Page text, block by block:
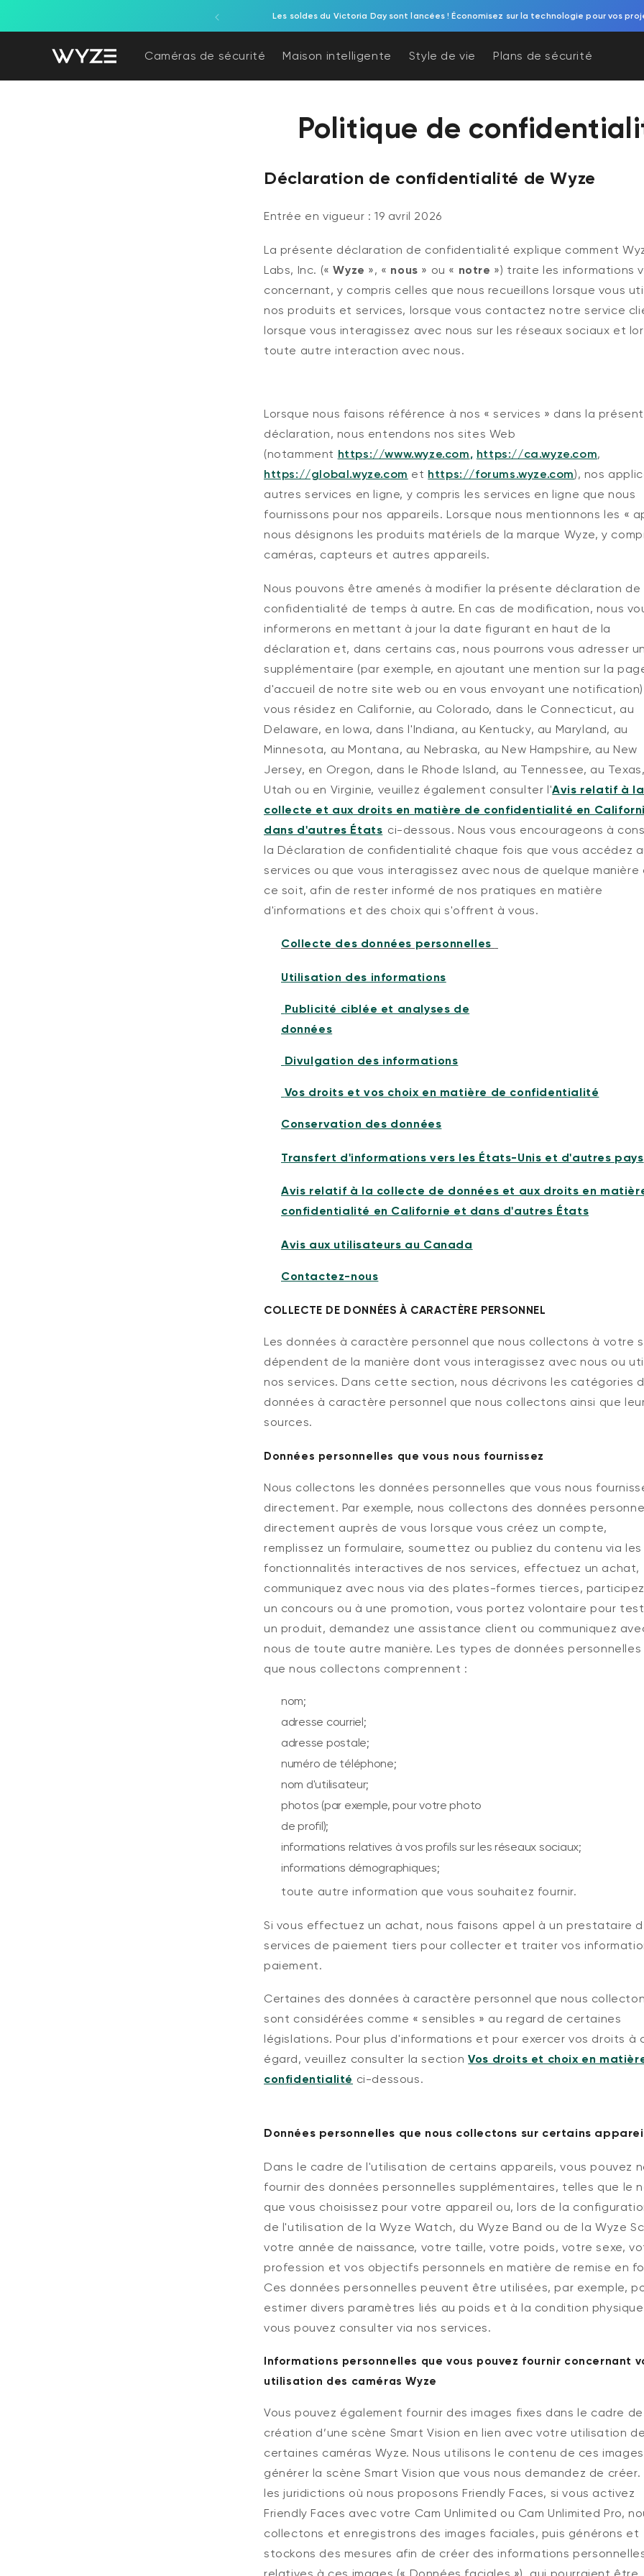
Les soldes du Victoria Day sont lancées ! Économisez sur la technologie pour vos
Caméras de sécurité Maison intelligente Style de vie Plans de sécurité
Politique de
Déclaration de confidentialité de Wyze
Entrée en vigueur : 19 avril 2026
La présente déclaration de confidentialité explique comment
Labs, Inc. («Wyze », « nous » ou « notre ») traite les informations
concernant, y compris celles que nous recueillons lorsque vous
nos produits et services, lorsque vous contactez notre service
lorsque vous interagissez avec nous sur les réseaux sociaux et
toute autre interaction avec nous.
Lorsque nous faisons référence à nos « services » dans la
déclaration, nous entendons nos sites Web
(notamment https://www.wyze.com, https://ca.wyze.com,
https://global.wyze.com et https://forums.wyze.com), nos
autres services en ligne, y compris les services en ligne que nous
fournissons pour nos appareils. Lorsque nous mentionnons les «
nous désignons les produits matériels de la marque Wyze, y
caméras, capteurs et autres appareils.
Nous pouvons être amenés à modifier la présente déclaration de
confidentialité de temps à autre. En cas de modification, nous
informerons en mettant à jour la date figurant en haut de la
déclaration et, dans certains cas, nous pourrons vous adresser
supplémentaire (par exemple, en ajoutant une mention sur la
d'accueil de notre site web ou en vous envoyant une
vous résidez en Californie, au Colorado, dans le Connecticut, au
Delaware, en Iowa, dans l'Indiana, au Kentucky, au Maryland, au
Minnesota, au Montana, au Nebraska, au New Hampshire, au New
Jersey, en Oregon, dans le Rhode Island, au Tennessee, au
Utah ou en Virginie, veuillez également consulter l'Avis relatif à la
collecte et aux droits en matière de confidentialité en
dans d'autres États ci-dessous. Nous vous encourageons à
la Déclaration de confidentialité chaque fois que vous accédez
services ou que vous interagissez avec nous de quelque manière
ce soit, afin de rester informé de nos pratiques en matière
d'informations et des choix qui s'offrent à vous.
Collecte des données personnelles
Utilisation des informations
Publicité ciblée et analyses de
données
Divulgation des informations
Vos droits et vos choix en matière de confidentialité
Conservation des données
Transfert d'informations vers les États-Unis et d'autres pays
Avis relatif à la collecte de données et aux droits en
confidentialité en Californie et dans d'autres États
Avis aux utilisateurs au Canada
Contactez-nous
COLLECTE DE DONNÉES À CARACTÈRE PERSONNEL
Les données à caractère personnel que nous collectons à votre
dépendent de la manière dont vous interagissez avec nous ou
nos services. Dans cette section, nous décrivons les catégories
données à caractère personnel que nous collectons ainsi que
sources.
Données personnelles que vous nous fournissez
Nous collectons les données personnelles que vous nous
directement. Par exemple, nous collectons des données
directement auprès de vous lorsque vous créez un compte,
remplissez un formulaire, soumettez ou publiez du contenu via les
fonctionnalités interactives de nos services, effectuez un achat,
communiquez avec nous via des plates-formes tierces,
un concours ou à une promotion, vous portez volontaire pour
un produit, demandez une assistance client ou communiquez
nous de toute autre manière. Les types de données personnelles
que nous collectons comprennent :
nom;
adresse courriel;
adresse postale;
numéro de téléphone;
nom d'utilisateur;
photos (par exemple, pour votre photo
de profil);
informations relatives à vos profils sur les réseaux sociaux;
informations démographiques;
toute autre information que vous souhaitez fournir.
Si vous effectuez un achat, nous faisons appel à un prestataire
services de paiement tiers pour collecter et traiter vos
paiement.
Certaines des données à caractère personnel que nous
sont considérées comme « sensibles » au regard de certaines
législations. Pour plus d'informations et pour exercer vos droits à
égard, veuillez consulter la sectionVos droits et choix en
confidentialité ci-dessous.
Données personnelles que nous collectons sur certains
Dans le cadre de l'utilisation de certains appareils, vous pouvez
fournir des données personnelles supplémentaires, telles que le
que vous choisissez pour votre appareil ou, lors de la
de l'utilisation de la Wyze Watch, du Wyze Band ou de la Wyze
votre année de naissance, votre taille, votre poids, votre sexe,
profession et vos objectifs personnels en matière de remise en
Ces données personnelles peuvent être utilisées, par exemple,
estimer divers paramètres liés au poids et à la condition
vous pouvez consulter via nos services.
Informations personnelles que vous pouvez fournir concernant
utilisation des caméras Wyze
Vous pouvez également fournir des images fixes dans le cadre
création d’une scène Smart Vision en lien avec votre utilisation
certaines caméras Wyze. Nous utilisons le contenu de ces
générer la scène Smart Vision que vous nous demandez de créer.
les juridictions où nous proposons Friendly Faces, si vous activez
Friendly Faces avec votre Cam Unlimited ou Cam Unlimited Pro,
collectons et enregistrons des images faciales, puis générons et
stockons des mesures afin de créer des informations
Kit de montage pour
sonnette vidéo Wyze v2
Kit de cales uniquement More options
Accord
8,99 $CA Prix
Add to cart
More options